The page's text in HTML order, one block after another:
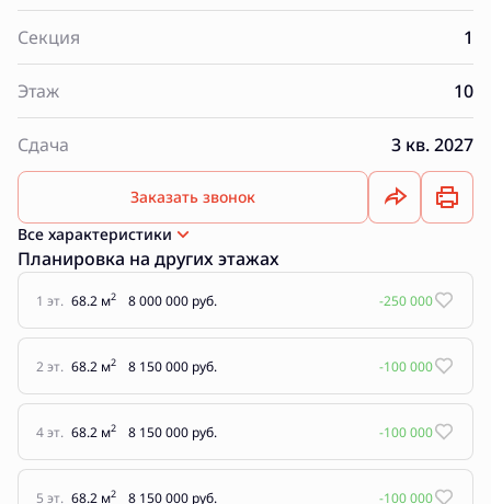
Секция 1
Этаж 10
Сдача 3 кв. 2027
Заказать звонок
Все характеристики
Планировка на других этажах
1 эт. 68.2 м2 8 000 000 руб. -250 000
2 эт. 68.2 м2 8 150 000 руб. -100 000
4 эт. 68.2 м2 8 150 000 руб. -100 000
5 эт. 68.2 м2 8 150 000 руб. -100 000